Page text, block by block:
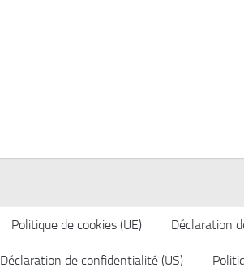
Politique de cookies (UE) Déclaration
Déclaration de confidentialité (US)